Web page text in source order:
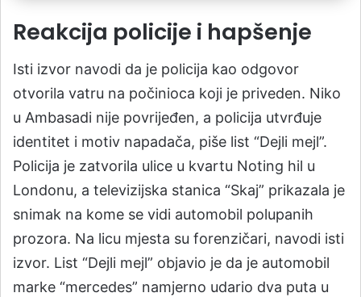
Reakcija policije i hapšenje
Isti izvor navodi da je policija kao odgovor
otvorila vatru na počinioca koji je priveden. Niko
u Ambasadi nije povrijeđen, a policija utvrđuje
identitet i motiv napadača, piše list “Dejli mejl”.
Policija je zatvorila ulice u kvartu Noting hil u
Londonu, a televizijska stanica “Skaj” prikazala je
snimak na kome se vidi automobil polupanih
prozora. Na licu mjesta su forenzičari, navodi isti
izvor. List “Dejli mejl” objavio je da je automobil
marke “mercedes” namjerno udario dva puta u